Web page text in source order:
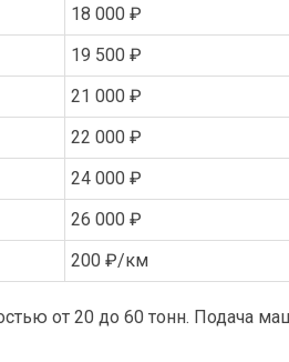
18 000 ₽
19 500 ₽
21 000 ₽
22 000 ₽
24 000 ₽
26 000 ₽
200 ₽/км
от 20 до 60 тонн. Подача